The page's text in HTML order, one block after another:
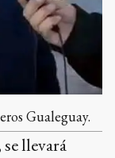
Gualeguay.
llevará